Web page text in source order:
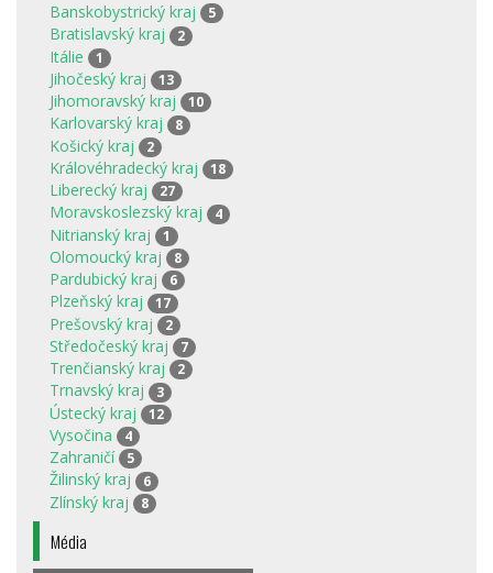
Banskobystrický kraj 5
Bratislavský kraj 2
Itálie 1
Jihočeský kraj 13
Jihomoravský kraj 10
Karlovarský kraj 8
Košický kraj 2
Královéhradecký kraj 18
Liberecký kraj 27
Moravskoslezský kraj 4
Nitrianský kraj 1
Olomoucký kraj 8
Pardubický kraj 6
Plzeňský kraj 17
Prešovský kraj 2
Středočeský kraj 7
Trenčianský kraj 2
Trnavský kraj 3
Ústecký kraj 12
Vysočina 4
Zahraničí 5
Žilinský kraj 6
Zlínský kraj 8
Média